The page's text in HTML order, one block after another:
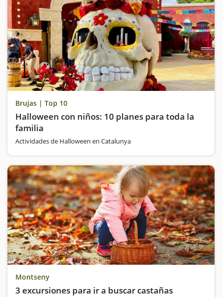
Brujas | Top 10
Halloween con niños: 10 planes para toda la
familia
Actividades de Halloween en Catalunya
Montseny
3 excursiones para ir a buscar castañas